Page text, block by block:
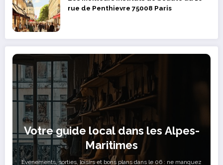
rue de Penthievre 75008 Paris
Votre guide local dans les Alpes-
Maritimes
Événements, sorties, loisirs et bons plans dans le 06 : ne manquez